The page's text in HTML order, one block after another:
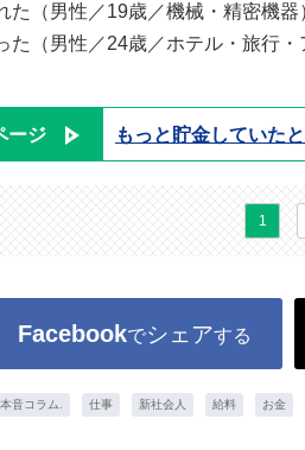
た（男性／19歳／機械・精密機器
た（男性／24歳／ホテル・旅行・
ージ もっと貯金していた
1
Facebookでシェアする
本音コラム. 仕事 新社会人 給料 お金